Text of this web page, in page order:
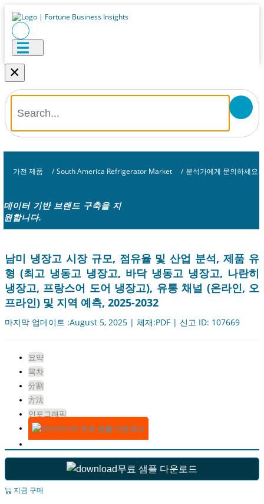
×
가전 ​​제품 / South America Refrigerator Market / 분석가에게 문의하세요
데이터 기반 브랜드 구축을 지
원합니다.
남미 냉장고 시장 규모, 점유율 및 산업 분석, 제품 유
형 (최고 냉동고 냉장고, 바닥 냉동고 냉장고, 나란히
냉장고, 프랑스어 도어 냉장고), 유통 채널 (온라인, 오
프라인) 및 지역 예측, 2025-2032
마지막 업데이트 :August 5, 2025 | 체재:PDF | 신고 ID: 107669
요약
목차
分割
方法
인포그래픽
무료 샘플 다운로드
무료 샘플 다운로드
지금 구매